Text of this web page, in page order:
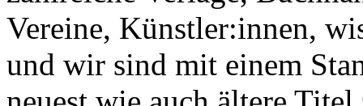
Vereine, Künstler:innen,
und wir sind mit einem